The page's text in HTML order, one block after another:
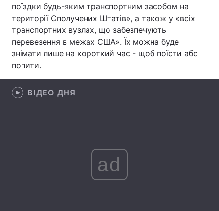
Інтерв'ю Думки
Архів Вакансії
Контакти
поїздки будь-яким транспортним засобом на
території Сполучених Штатів», а також у «всіх
транспортних вузлах, що забезпечують
перевезення в межах США». Їх можна буде
знімати лише на короткий час - щоб поїсти або
попити.
ВІДЕО ДНЯ
ad